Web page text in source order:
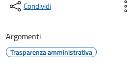
Condividi
Argomenti
Trasparenza amministrativa